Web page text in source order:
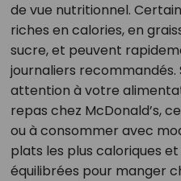
de vue nutritionnel.
riches en calories, en
sucre, et peuvent
journaliers recommandés.
attention à votre
repas chez McDonald’s,
ou à consommer avec
plats les plus caloriques
équilibrées pour manger